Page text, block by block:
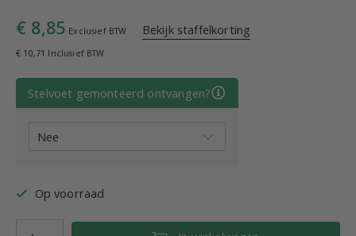
€ 8,85 Exclusief BTW Bekijk staffelkorting
€ 10,71 Inclusief BTW
Stelvoet gemonteerd ontvangen?
Op voorraad